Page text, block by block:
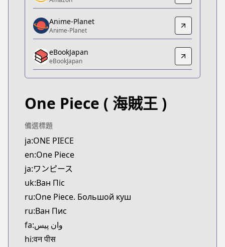
Amazon
https://www.amazon.co.jp/dp/B07CKFRZGW
Anime-Planet
Anime-Planet
https://www.anime-planet.com/manga/one-piece
eBookJapan
eBookJapan
Official Raw
https://shonenjumpplus.com/episode/
Kitsu
Kitsu
CDJapan
CDJapan
https://www.anime-planet.com/manga/https://
MangaUpdates
MangaUpdates
https://www.mangaupdates.com/
Anime-Planet
Anime-Planet
eBookJapan
eBookJapan
One Piece ( 海賊王 )
備選標題
ja:ONE PIECE
en:One Piece
ja:ワンピース
uk:Ван Піс
ru:One Piece. Большой куш
ru:Ван Пис
fa:وان پیس
hi:वन पीस